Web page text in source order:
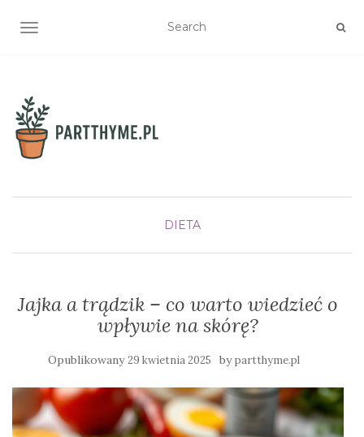
TOGGLE NAVIGATION
DIETA
Jajka a trądzik – co warto wiedzieć o
wpływie na skórę?
Opublikowany29 kwietnia 2025 bypartthyme.pl